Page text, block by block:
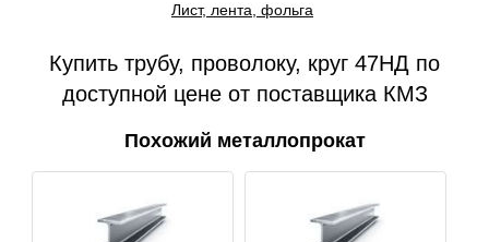
Лист, лента, фольга
Купить трубу, проволоку, круг 47НД по
доступной цене от поставщика КМЗ
Похожий металлопрокат